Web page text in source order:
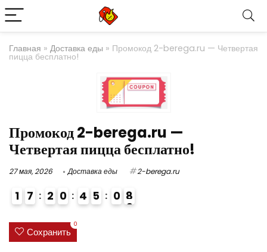
Главная » Доставка еды » Промокод 2-berega.ru — Четвертая
пицца бесплатно!
Промокод 2-berega.ru —
Четвертая пицца бесплатно!
27 мая, 2026 Доставка еды 2-berega.ru
1 7 2 0 4 5 0 8
Сохранить
0